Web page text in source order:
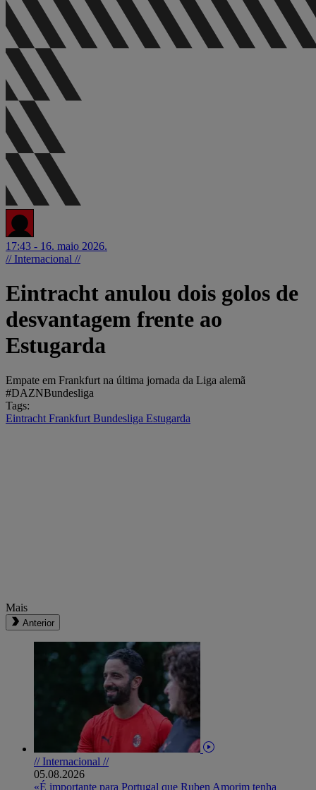
17:43 - 16. maio 2026.
// Internacional //
Eintracht anulou dois golos de
desvantagem frente ao
Estugarda
Empate em Frankfurt na última jornada da Liga alemã
#DAZNBundesliga
Tags:
Eintracht Frankfurt Bundesliga Estugarda
Mais
Anterior
// Internacional //
05.08.2026
«É importante para Portugal que Ruben Amorim tenha